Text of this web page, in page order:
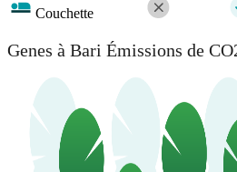
Couchette
Genes à Bari Émissions de